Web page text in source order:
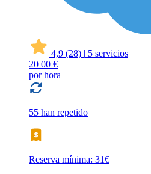
4,9 (28) | 5 servicios
20 00 €
por hora
55 han repetido
Reserva mínima: 31€